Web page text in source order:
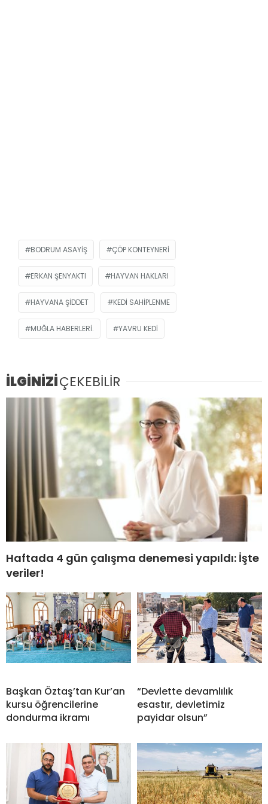
BODRUM ASAYIŞ ÇÖP KONTEYNERI
ERKAN ŞENYAKTI HAYVAN HAKLARI
HAYVANA ŞIDDET KEDI SAHIPLENME
MUĞLA HABERLERI. YAVRU KEDI
İLGİNİZİÇEKEBİLİR
Haftada 4 gün çalışma denemesi yapıldı: İşte
veriler!
Başkan Öztaş’tan Kur’an
kursu öğrencilerine
dondurma ikramı
“Devlette devamlılık
esastır, devletimiz
payidar olsun”